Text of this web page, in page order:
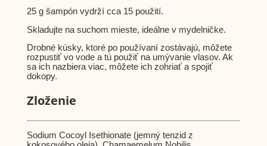
25 g šampón vydrží cca 15 použití.
Skladujte na suchom mieste, ideálne v mydelničke.
Drobné kúsky, ktoré po používaní zostávajú, môžete
rozpustiť vo vode a tú použiť na umývanie vlasov. Ak
sa ich nazbiera viac, môžete ich zohriať a spojiť
dokopy.
Zloženie
Sodium Cocoyl Isethionate (jemný tenzid z